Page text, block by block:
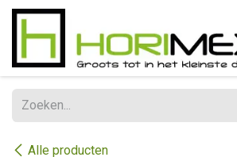
Overslaan naar inhoud
Alle producten